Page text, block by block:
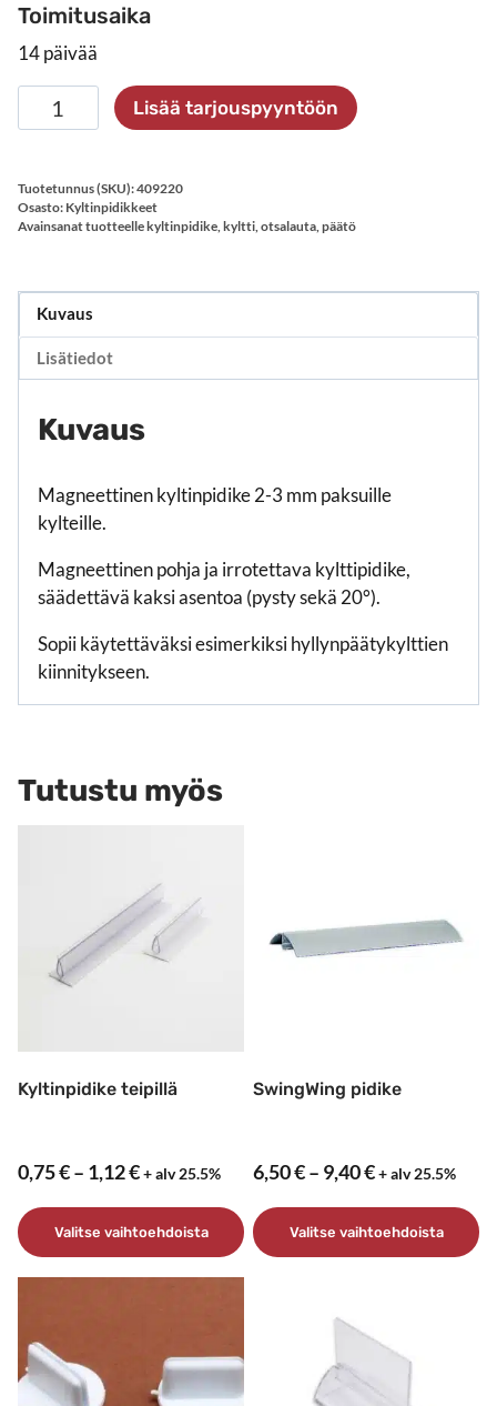
Toimitusaika
14 päivää
Magneettinen
kyltinpidike
määrä
Lisää tarjouspyyntöön
Tuotetunnus (SKU):409220
Osasto: Kyltinpidikkeet
Avainsanat tuotteellekyltinpidike,kyltti,otsalauta,päätö
Kuvaus
Lisätiedot
Kuvaus
Magneettinen kyltinpidike 2-3 mm paksuille
kylteille.
Magneettinen pohja ja irrotettava kylttipidike,
säädettävä kaksi asentoa (pysty sekä 20°).
Sopii käytettäväksi esimerkiksi hyllynpäätykylttien
kiinnitykseen.
Tutustu myös
Kyltinpidike teipillä
0,75€– 1,12€Hintaluokka:
–
1,12 €
+ alv 25.5%
Valitse vaihtoehdoista
Tällä
useampi
muunnelma.
SwingWing pidike
6,50€– 9,40€Hintaluokka:
–
9,40 €
+ alv 25.5%
Valitse vaihtoehdoista
muunnelma.